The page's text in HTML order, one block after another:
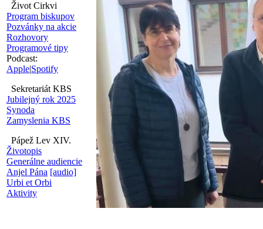
Život Cirkvi
Program biskupov
Pozvánky na akcie
Rozhovory
Programové tipy
Podcast:
Apple|Spotify
Sekretariát KBS
Jubilejný rok 2025
Synoda
Zamyslenia KBS
Pápež Lev XIV.
Životopis
Generálne audiencie
Anjel Pána [audio]
Urbi et Orbi
Aktivity